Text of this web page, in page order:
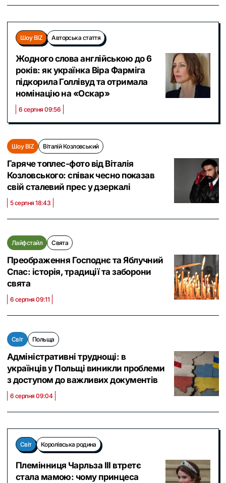
Шоу BIZ Авторська стаття
Жодного слова англійською до 6
років: як українка Віра Фарміга
підкорила Голлівуд та отримала
номінацію на «Оскар»
6 серпня 09:56
Шоу BIZ Віталій Козловський
Гаряче топлес-фото від Віталія
Козловського: співак чесно показав
свій сталевий прес у дзеркалі
5 серпня 18:43
Лайфстайл Свята
Преображення Господнє та Яблучний
Спас: історія, традиції та заборони
свята
6 серпня 09:11
Світ Польща
Адміністративні труднощі: в
українців у Польщі виникли проблеми
з доступом до важливих документів
6 серпня 09:04
Світ Королівська родина
Племінниця Чарльза III втретє
стала мамою: чому принцеса